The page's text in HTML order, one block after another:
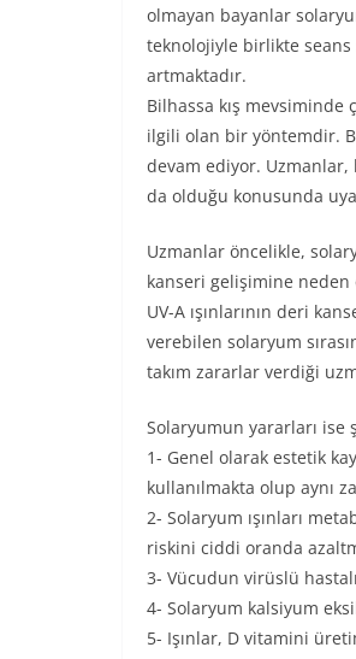
olmayan bayanlar
teknolojiyle birlikte seans
artmaktadır.
Bilhassa kış mevsiminde
ilgili olan bir yöntemdir.
devam ediyor. Uzmanlar,
da olduğu konusunda
Uzmanlar öncelikle,
kanseri gelişimine neden
UV-A ışınlarının deri
verebilen solaryum
takım zararlar verdiği
Solaryumun yararları ise
1- Genel olarak estetik
kullanılmakta olup aynı
2- Solaryum ışınları
riskini ciddi oranda
3- Vücudun virüslü
4- Solaryum kalsiyum
5- Işınlar, D vitamini